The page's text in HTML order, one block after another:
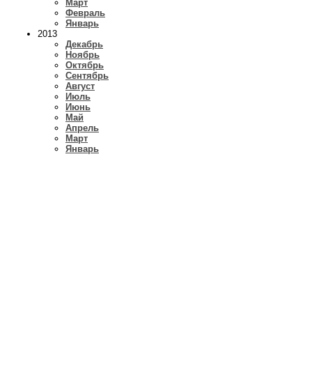
Март
Февраль
Январь
2013
Декабрь
Ноябрь
Октябрь
Сентябрь
Август
Июль
Июнь
Май
Апрель
Март
Январь